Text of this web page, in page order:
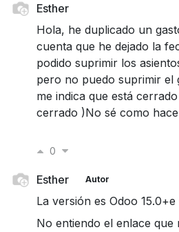
Esther
Hola, he duplicado un
cuenta que he dejado la
podido suprimir los
pero no puedo suprimir el
me indica que está
cerrado )No sé como
0
Esther Autor
La versión es Odoo
No entiendo el enlace que